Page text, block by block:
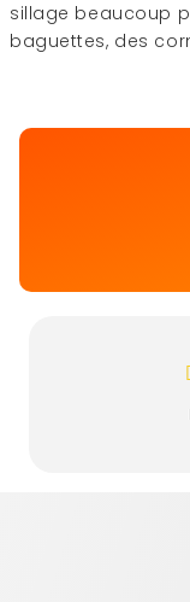
sillage beaucoup
baguettes, des